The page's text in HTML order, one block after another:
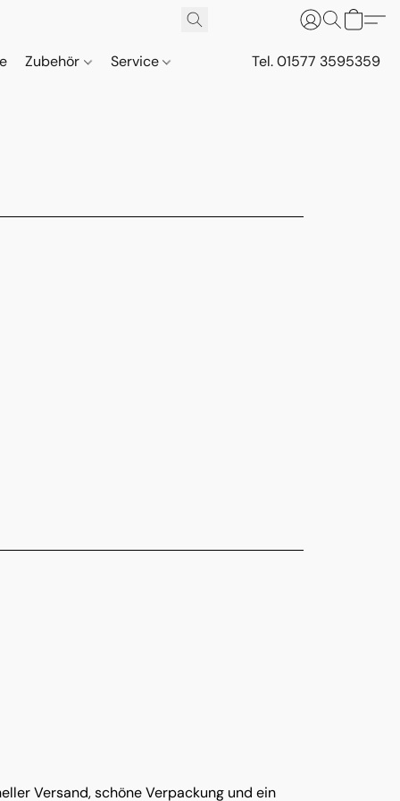
Zubehör Service Tel. 01577 3595359
Versand, schöne Verpackung und ein